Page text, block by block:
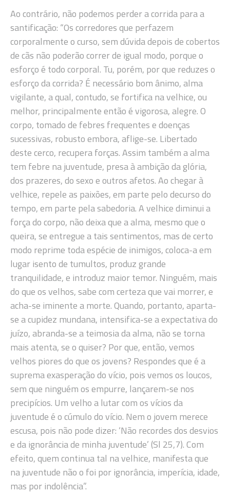
Ao contrário, não podemos perder a corrida para a
santificação: “Os corredores que perfazem
corporalmente o curso, sem dúvida depois de cobertos
de cãs não poderão correr de igual modo, porque o
esforço é todo corporal. Tu, porém, por que reduzes o
esforço da corrida? É necessário bom ânimo, alma
vigilante, a qual, contudo, se fortifica na velhice, ou
melhor, principalmente então é vigorosa, alegre. O
corpo, tomado de febres frequentes e doenças
sucessivas, robusto embora, aflige-se. Libertado
deste cerco, recupera forças. Assim também a alma
tem febre na juventude, presa à ambição da glória,
dos prazeres, do sexo e outros afetos. Ao chegar à
velhice, repele as paixões, em parte pelo decurso do
tempo, em parte pela sabedoria. A velhice diminui a
força do corpo, não deixa que a alma, mesmo que o
queira, se entregue a tais sentimentos, mas de certo
modo reprime toda espécie de inimigos, coloca-a em
lugar isento de tumultos, produz grande
tranquilidade, e introduz maior temor. Ninguém, mais
do que os velhos, sabe com certeza que vai morrer, e
acha-se iminente a morte. Quando, portanto, aparta-
se a cupidez mundana, intensifica-se a expectativa do
juízo, abranda-se a teimosia da alma, não se torna
mais atenta, se o quiser? Por que, então, vemos
velhos piores do que os jovens? Respondes que é a
suprema exasperação do vício, pois vemos os loucos,
sem que ninguém os empurre, lançarem-se nos
precipícios. Um velho a lutar com os vícios da
juventude é o cúmulo do vício. Nem o jovem merece
escusa, pois não pode dizer: ‘Não recordes dos desvios
e da ignorância de minha juventude’ (Sl 25,7). Com
efeito, quem continua tal na velhice, manifesta que
na juventude não o foi por ignorância, imperícia, idade,
mas por indolência”.